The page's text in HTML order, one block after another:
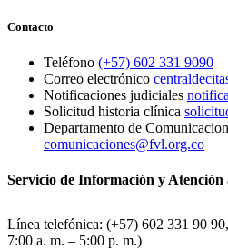
Contacto
Teléfono (+57) 602 331 9090
Correo electrónico
Notificaciones judiciales
Solicitud historia clínica
Departamento de
comunicaciones@fvl.org.co
Servicio de Información y
Línea telefónica: (+57) 602 331 90
7:00 a. m. – 5:00 p. m.)